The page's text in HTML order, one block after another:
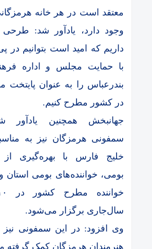
معتقد است در هر خانه
وجود دارد، یادآور شد:
داریم که امید است بتوانیم در
با حمایت مجلس و اداره
بندرعباس را به عنوان پایتخت
در کشور مطرح کنیم.
جهانبخش همچنین یادآور
سمفونی هرمزگان نیز به
خلیج فارس با بهره‌گیری از
بومی، خواننده‌های بومی
سال‌جاری برگزار می‌شود.
هنرمندان هرمزگان کمک گرفته